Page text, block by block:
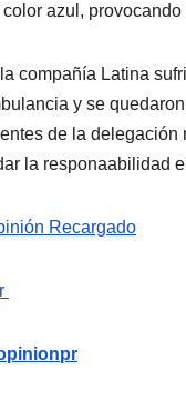
azul,
compañía Latina
y se
de la
la responaabilidad
Recargado